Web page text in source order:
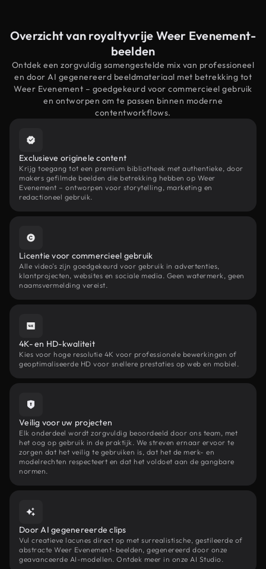
Overzicht van royaltyvrije Weer Evenement-
beelden
Ontdek een zorgvuldig samengestelde mix van professioneel
en door AI gegenereerd beeldmateriaal met betrekking tot
Weer Evenement – goedgekeurd voor commercieel gebruik
en ontworpen om te passen binnen moderne
contentworkflows.
Exclusieve originele content
Krijg toegang tot een premium bibliotheek met authentieke, door
makers gefilmde beelden die betrekking hebben op Weer
Evenement – ontworpen voor storytelling, marketing en
redactioneel gebruik.
Licentie voor commercieel gebruik
Alle video's zijn goedgekeurd voor gebruik in advertenties,
klantprojecten, websites en sociale media. Geen watermerk, geen
naamsvermelding vereist.
4K- en HD-kwaliteit
Kies voor hoge resolutie 4K voor professionele bewerkingen of
geoptimaliseerde HD voor snellere prestaties op web en mobiel.
Veilig voor uw projecten
Elk onderdeel wordt zorgvuldig beoordeeld door ons team, met
het oog op gebruik in de praktijk. We streven ernaar ervoor te
zorgen dat het veilig te gebruiken is, dat het de merk- en
modelrechten respecteert en dat het voldoet aan de gangbare
normen.
Door AI gegenereerde clips
Vul creatieve lacunes direct op met surrealistische, gestileerde of
abstracte Weer Evenement-beelden, gegenereerd door onze
geavanceerde AI-modellen. Ontdek meer in onze AI Studio.